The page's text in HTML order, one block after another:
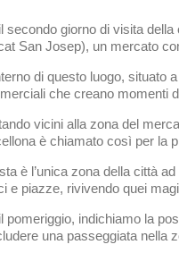
secondo giorno di visita
San Josep), un mercato
di questo luogo, situato
che creano momenti
vicini alla zona del
è chiamato così per la
è l’unica zona della città
e piazze, rivivendo quei
pomeriggio, indichiamo la
una passeggiata nella